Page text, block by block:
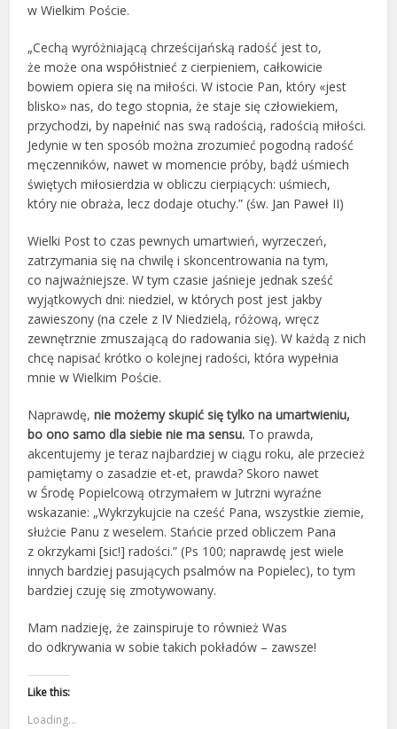
w Wielkim Poście.
„Cechą wyróżniającą chrześcijańską radość jest to,
że może ona współistnieć z cierpieniem, całkowicie
bowiem opiera się na miłości. W istocie Pan, który «jest
blisko» nas, do tego stopnia, że staje się człowiekiem,
przychodzi, by napełnić nas swą radością, radością miłości.
Jedynie w ten sposób można zrozumieć pogodną radość
męczenników, nawet w momencie próby, bądź uśmiech
świętych miłosierdzia w obliczu cierpiących: uśmiech,
który nie obraża, lecz dodaje otuchy.” (św. Jan Paweł II)
Wielki Post to czas pewnych umartwień, wyrzeczeń,
zatrzymania się na chwilę i skoncentrowania na tym,
co najważniejsze. W tym czasie jaśnieje jednak sześć
wyjątkowych dni: niedziel, w których post jest jakby
zawieszony (na czele z IV Niedzielą, różową, wręcz
zewnętrznie zmuszającą do radowania się). W każdą z nich
chcę napisać krótko o kolejnej radości, która wypełnia
mnie w Wielkim Poście.
Naprawdę,nie możemy skupić się tylko na umartwieniu,
bo ono samo dla siebie nie ma sensu. To prawda,
akcentujemy je teraz najbardziej w ciągu roku, ale przecież
pamiętamy o zasadzie et-et, prawda? Skoro nawet
w Środę Popielcową otrzymałem w Jutrzni wyraźne
wskazanie: „Wykrzykujcie na cześć Pana, wszystkie ziemie,
służcie Panu z weselem. Stańcie przed obliczem Pana
z okrzykami [sic!] radości.” (Ps 100; naprawdę jest wiele
innych bardziej pasujących psalmów na Popielec), to tym
bardziej czuję się zmotywowany.
Mam nadzieję, że zainspiruje to również Was
do odkrywania w sobie takich pokładów – zawsze!
Like this:
Loading...